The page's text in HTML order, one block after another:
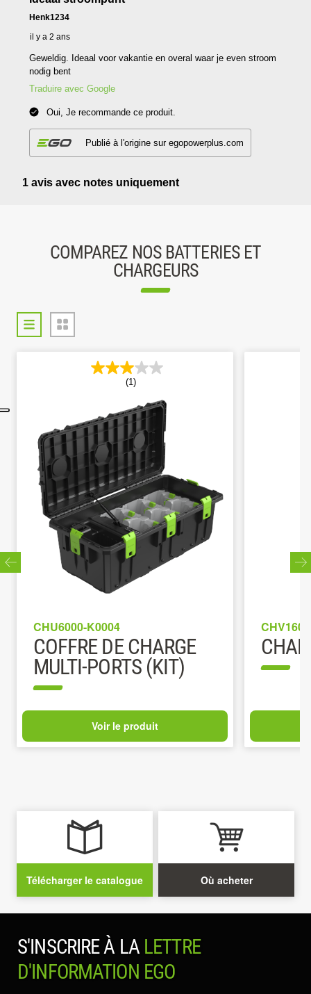
COMPAREZ NOS BATTERIES ET
CHARGEURS
(1)
CHU6000-K0004
COFFRE DE CHARGE
MULTI-PORTS (KIT)
Voir le produit
Télécharger le catalogue Où acheter
S'INSCRIRE À LA LETTRE
D'INFORMATION EGO